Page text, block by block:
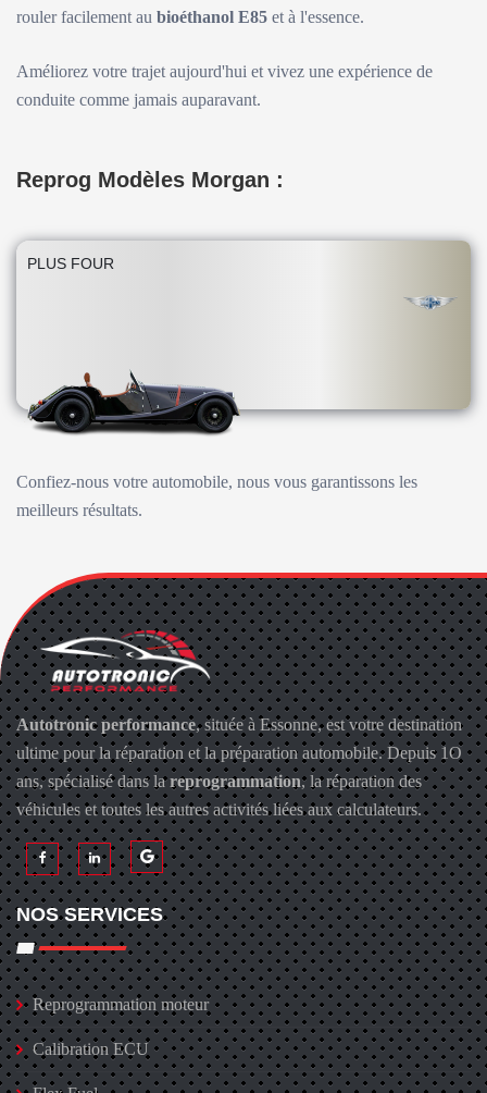
rouler facilement au bioéthanol E85 et à l'essence.
Améliorez votre trajet aujourd'hui et vivez une expérience de
conduite comme jamais auparavant.
Reprog Modèles Morgan :
PLUS FOUR
Confiez-nous votre automobile, nous vous garantissons les
meilleurs résultats.
Autotronic performance, située à Essonne, est votre destination
ultime pour la réparation et la préparation automobile. Depuis 1O
ans, spécialisé dans lareprogrammation, la réparation des
véhicules et toutes les autres activités liées aux calculateurs.
NOS SERVICES
Reprogrammation moteur
Calibration ECU